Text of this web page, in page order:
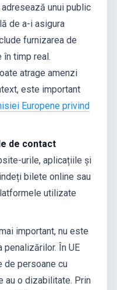
unui public
de a-i asigura
furnizarea de
timp real.
atrage amenzi
este important
Europene privind
de contact
urile, aplicațiile și
bilete online sau
utilizate
important, nu este
În UE
de persoane cu
au o dizabilitate. Prin